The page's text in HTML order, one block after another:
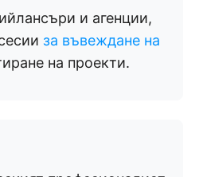
и агенции,
за въвеждане на
на проекти.